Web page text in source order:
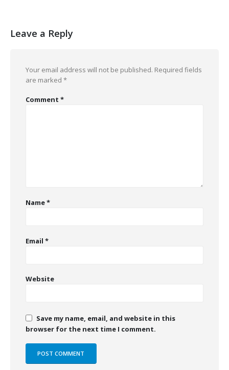
Leave a Reply
Your email address will not be published. Required fields
are marked *
Comment *
Name*
Email *
Website
Save my name, email, and website in this
browser for the next time I comment.